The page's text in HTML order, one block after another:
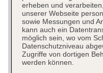
erheben und
unserer Webseite
sowie Messungen und
kann auch ein
möglich sein, wo vom
Datenschutzniveau
Zugriffe von dortigen
werden können.